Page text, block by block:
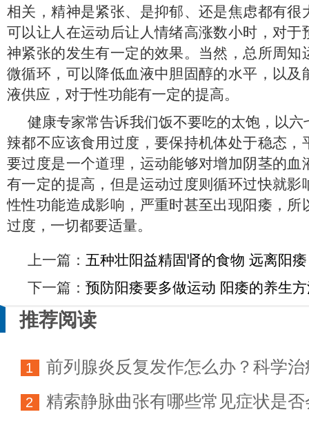
相关，精神是紧张、是抑郁、还是焦虑都有很
可以让人在运动后让人情绪高涨数小时，对于
神紧张的发生有一定的效果。当然，总所周知
微循环，可以降低血液中胆固醇的水平，以及
液供应，对于性功能有一定的提高。
健康专家常告诉我们饭不要吃的太饱，以
辣都不应该食用过度，要保持机体处于稳态，
要过度是一个道理，运动能够对增加阴茎的血
有一定的提高，但是运动过度则循环过快就影
性性功能造成影响，严重时甚至出现阳痿，所
过度，一切都要适量。
上一篇： 五种壮阳益精固肾的食物 远离阳痿
下一篇： 预防阳痿要多做运动 阳痿的养生
推荐阅读
1
前列腺炎反复发作怎么办？科学
方法详解
2
精索静脉曲张有哪些常见症状是